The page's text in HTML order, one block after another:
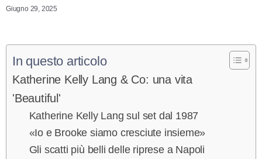
Giugno 29, 2025
In questo articolo
Katherine Kelly Lang & Co: una vita
'Beautiful'
Katherine Kelly Lang sul set dal 1987
«Io e Brooke siamo cresciute insieme»
Gli scatti più belli delle riprese a Napoli